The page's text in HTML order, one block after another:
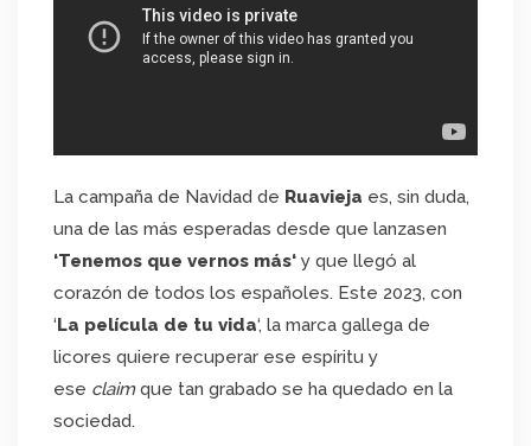
La campaña de Navidad de Ruavieja es, sin duda,
una de las más esperadas desde que lanzasen
‘Tenemos que vernos más‘ y que llegó al
corazón de todos los españoles. Este 2023, con
‘La película de tu vida‘, la marca gallega de
licores quiere recuperar ese espíritu y
ese claimque tan grabado se ha quedado en la
sociedad.